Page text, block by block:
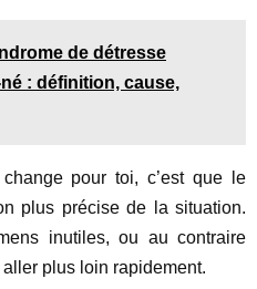
de détresse
: définition, cause,
pour toi, c’est que le
plus précise de la situation.
inutiles, ou au contraire
aller plus loin rapidement.